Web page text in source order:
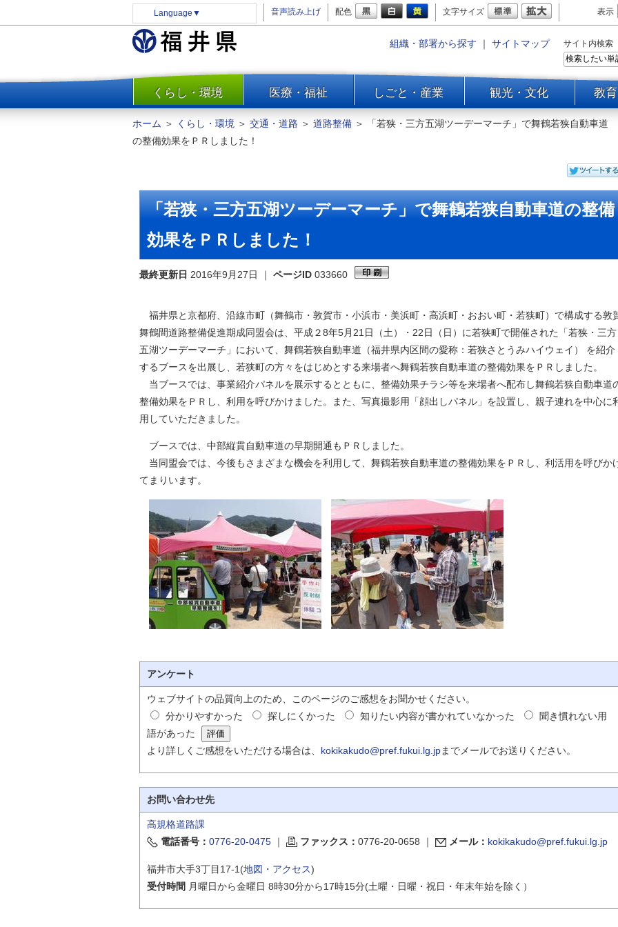
Language ▼ 音声読み上げ 配色 文字サイズ 表示
組織・部署から探す ｜ サイトマップ サイト内検索
一覧
くらし・環境 医療・福祉 しごと・産業 観光・文化 教
防災
安全安心
住まい・土地
環境問題・廃棄物対策・リサ
イクル
まちづくり
交通・道路
自然
ホーム ＞ くらし・環境 ＞ 交通・道路 ＞ 道路整備 ＞
「若狭・三方五湖ツーデーマーチ」で舞鶴若狭自動車道
の整備効果をＰＲしました！
「若狭・三方五湖ツーデーマーチ」で舞鶴若狭自動車道の整備
効果をＰＲしました！
最終更新日 2016年9月27日 ｜ ページID 033660
福井県と京都府、沿線市町（舞鶴市・敦賀市・小浜市・美浜町・高浜町・おおい町・若狭町）で構成する敦
舞鶴間道路整備促進期成同盟会は、平成２8年5月21日（土）・22日（日）に若狭町で開催された「若狭・三方
五湖ツーデーマーチ」において、舞鶴若狭自動車道（福井県内区間の愛称：若狭さとうみハイウェイ） を紹介
するブースを出展し、若狭町の方々をはじめとする来場者へ舞鶴若狭自動車道の整備効果をＰＲしました。
当ブースでは、事業紹介パネルを展示するとともに、整備効果チラシ等を来場者へ配布し舞鶴若狭自動車道
整備効果をＰＲし、利用を呼びかけました。また、写真撮影用「顔出しパネル」を設置し、親子連れを中心に
用していただきました。
ブースでは、中部縦貫自動車道の早期開通もＰＲしました。
当同盟会では、今後もさまざまな機会を利用して、舞鶴若狭自動車道の整備効果をＰＲし、利活用を呼びか
てまりいます。
アンケート
ウェブサイトの品質向上のため、このページのご感想をお聞かせください。
分かりやすかった
探しにくかった 知りたい内容が書かれていなかった
聞き慣れない用
語があった
より詳しくご感想をいただける場合は、 kokikakudo@pref.fukui.lg.jpまでメールでお送りください。
お問い合わせ先
高規格道路課
電話番号： 0776-20-0475 ｜ ファックス： 0776-20-0658 ｜ メール： kokikakudo@pref.fukui.lg.jp
福井市大手3丁目17-1(地図・アクセス)
受付時間 月曜日から金曜日 8時30分から17時15分(土曜・日曜・祝日・年末年始を除く）